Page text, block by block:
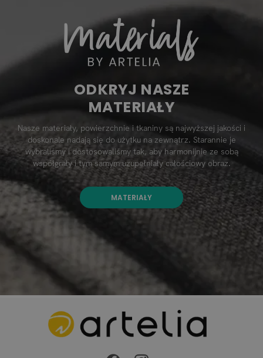
ODKRYJ NASZE
MATERIAŁY
Nasze materiały, powierzchnie i tkaniny są najwyższej jakości i
doskonale nadają się do użytku na zewnątrz. Starannie je
wybraliśmy i dostosowaliśmy tak, aby harmonijnie ze sobą
współgrały i tym samym uzupełniały całościowy obraz.
MATERIAŁY